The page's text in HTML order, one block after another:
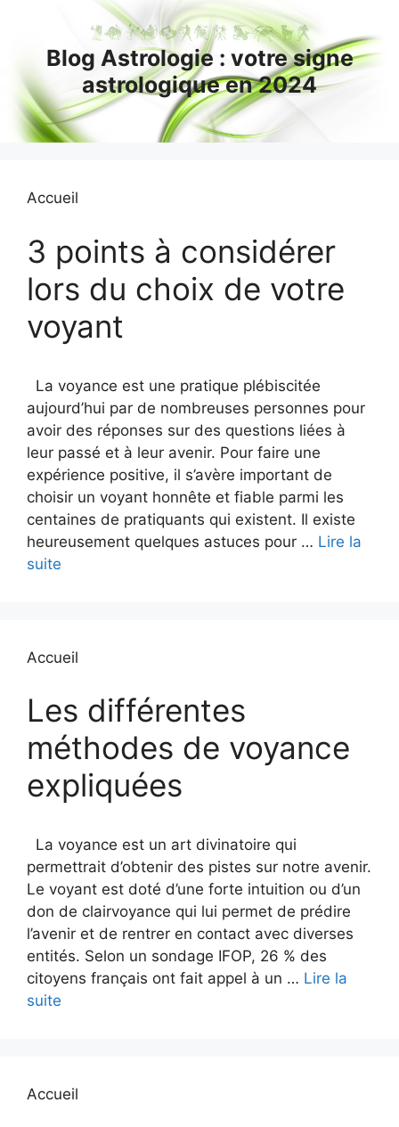
contenuBlog Astrologie : votre signe
astrologique en 2024
Accueil
3 points à considérer
lors du choix de votre
voyant
La voyance est une pratique plébiscitée
aujourd’hui par de nombreuses personnes pour
avoir des réponses sur des questions liées à
leur passé et à leur avenir. Pour faire une
expérience positive, il s’avère important de
choisir un voyant honnête et fiable parmi les
centaines de pratiquants qui existent. Il existe
heureusement quelques astuces pour … Lire la
suite
Accueil
Les différentes
méthodes de voyance
expliquées
La voyance est un art divinatoire qui
permettrait d’obtenir des pistes sur notre avenir.
Le voyant est doté d’une forte intuition ou d’un
don de clairvoyance qui lui permet de prédire
l’avenir et de rentrer en contact avec diverses
entités. Selon un sondage IFOP, 26 % des
citoyens français ont fait appel à un … Lire la
suite
Accueil